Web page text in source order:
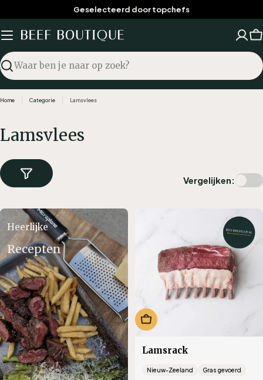
naar
inhoud
Geselecteerd door topchefs
Zoekopdracht
Home Categorie Lamsvlees
C
t
e
g
o
r
i
e
:
Lamsvlees
Vergelijken:
Heerlijke
Recepten
Kies opties
Lamsrack
Nieuw-Zeeland Gras gevoerd